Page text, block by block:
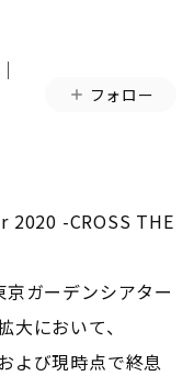
フォロー
2020 -CROSS THE
ガーデンシアター
において、
よび現時点で終息